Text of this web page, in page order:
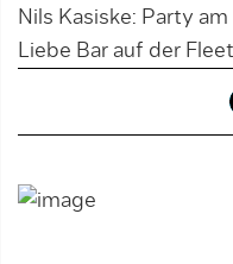
Nils Kasiske: Party
Liebe Bar auf der